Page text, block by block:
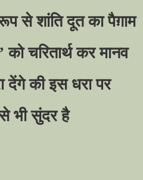
से शांति दूत का पैग़ाम
को चरितार्थ कर मानव
देंगे की इस धरा पर
से भी सुंदर है